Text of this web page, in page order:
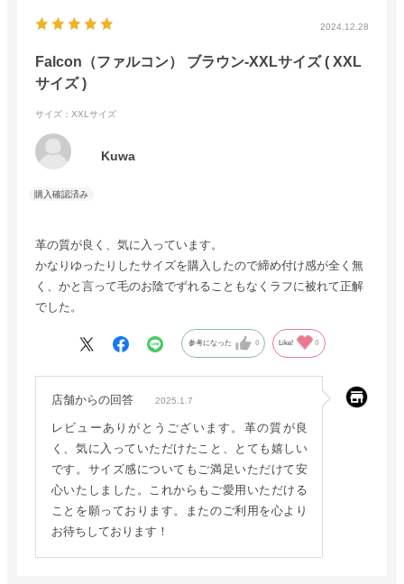
2024.12.28
Falcon（ファルコン） ブラウン-XXLサイズ ( XXL
サイズ )
サイズ：XXLサイズ
Kuwa
革の質が良く、気に入っています。
かなりゆったりしたサイズを購入したので締め付け感が全く無
く、かと言って毛のお陰でずれることもなくラフに被れて正解
でした。
参考になった 0 Like! 0
店舗からの回答 2025.1.7
レビューありがとうございます。革の質が良
く、気に入っていただけたこと、とても嬉しい
です。サイズ感についてもご満足いただけて安
心いたしました。これからもご愛用いただける
ことを願っております。またのご利用を心より
お待ちしております！